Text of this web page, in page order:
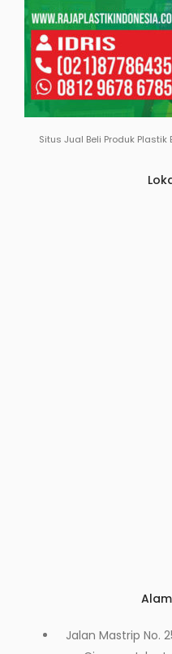
Situs Jual Beli Produk
Jalan Mastrip No.